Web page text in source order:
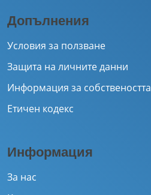
Допълнения
Условия за ползване
Защита на личните данни
Информация за собствеността
Етичен кодекс
Информация
За нас